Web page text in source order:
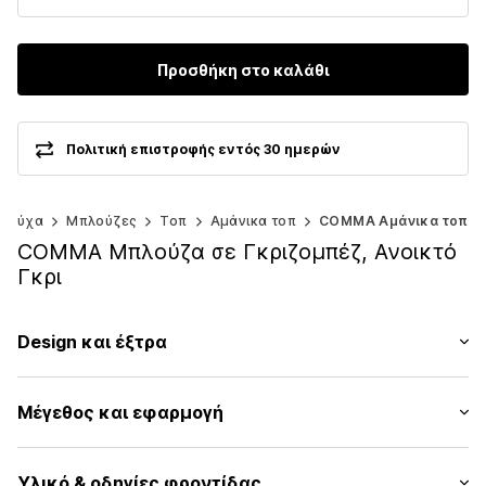
Προσθήκη στο καλάθι
Πολιτική επιστροφής εντός 30 ημερών
Ρούχα Μπλούζες Τοπ Αμάνικα τοπ COMMA Αμάνικα τοπ
COMMA Μπλούζα σε Γκριζομπέζ, Ανοικτό
Γκρι
Design και έξτρα
Χωρίς γιακά
Πιέτες
Κλείσιμο με κουμπί και θηλάκι
Μέγεθος και εφαρμογή